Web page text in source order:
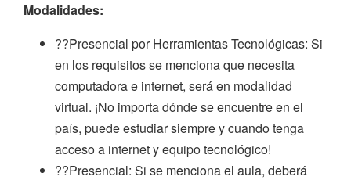
Modalidades:
??Presencial por Herramientas Tecnológicas: Si
en los requisitos se menciona que necesita
computadora e internet, será en modalidad
virtual. ¡No importa dónde se encuentre en el
país, puede estudiar siempre y cuando tenga
acceso a internet y equipo tecnológico!
??Presencial: Si se menciona el aula, deberá